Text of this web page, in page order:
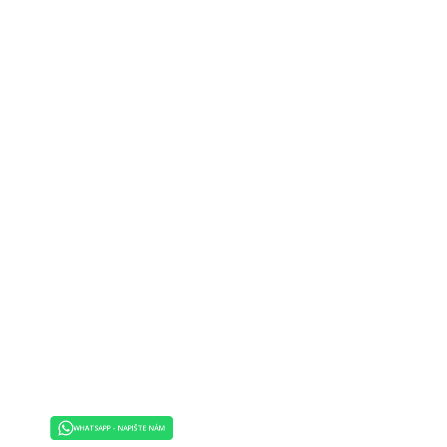
fitness centrum a tenisové kurty. Resort je pet-friendly, nabízí room-service, Wi-Fi zdarma.
dvěma oddělenými lůžky, klimatizaci, minibar, TV, Wi-Fi, vlastní koupelnu s vanou i sprchou, a soukromý bazén s terasou.
Villa, ale s výhledem na lagunu; vybavení jako u Pool Villa – soukromý bazén, terasa, koupelna s vanou a sprchou, klimatizace apod.
koutu nebo „kitchennette“, klimatizaci, TV, Wi-Fi, vlastní bazén, terasa a prostor pro relaxaci; ideální pro rodiny.
vybavení kuchyní nebo kuchyňkou, klimatizaci, Wi-Fi, koupelnu se sprchou i vanou, terasa s výhledem.
s přímým vstupem na pláž, soukromým bazénem, terasou, plně vybavenou kuchyní, klimatizací, Wi-Fi, koupelnou s vanou i sprchou a
moderní gym vybavený technogym stroji, ring pro Muay Thai, tenisové kurty (2 profesionální), studio jógy, cyklistiku, potápění a
plážové bary, bar-lounge. Snídaně jsou standardně zahrnuty. Resort nabízí možnost polopenze nebo plné penze podle tarifu (nábídky
WHATSAPP - NAPIŠTE NÁM